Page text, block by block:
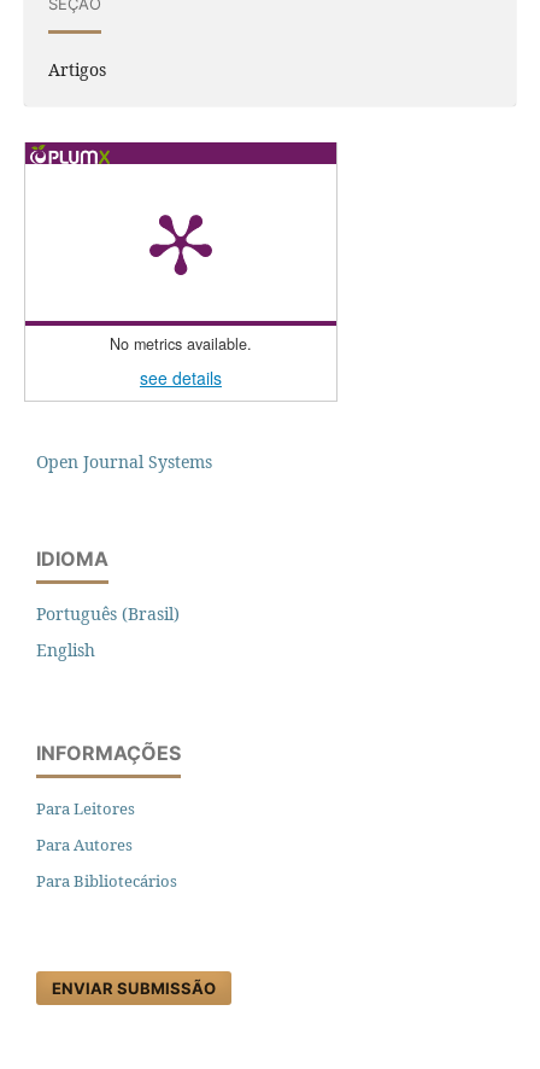
SEÇÃO
Artigos
No metrics available.
see details
Open Journal Systems
IDIOMA
Português (Brasil)
English
INFORMAÇÕES
Para Leitores
Para Autores
Para Bibliotecários
ENVIAR SUBMISSÃO